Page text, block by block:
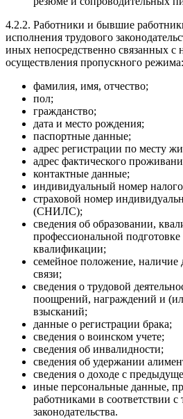
4.2.2. Работники и бывшие
исполнения трудового
иных непосредственно связанных
осуществления пропускного режима:
фамилия, имя, отчество;
пол;
гражданство;
дата и место рождения;
паспортные данные;
адрес регистрации по месту
адрес фактического
контактные данные;
индивидуальный номер
страховой номер
(СНИЛС);
сведения об образовании,
профессиональной
квалификации;
семейное положение, наличие
связи;
сведения о трудовой
поощрений, награждений и
взысканий;
данные о регистрации брака;
сведения о воинском учете;
сведения об инвалидности;
сведения об удержании
сведения о доходе с
иные персональные данные,
работниками в соответствии
законодательства.